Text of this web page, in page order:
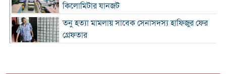
কিলোমিটার যানজট
তনু হত্যা মামলায় সাবেক সেনাসদস্য হাফিজুর ফের
গ্রেফতার